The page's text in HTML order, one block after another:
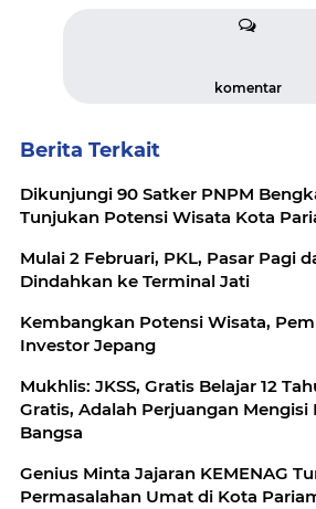
komentar
Berita Terkait
Dikunjungi 90 Satker PNPM
Tunjukan Potensi Wisata Kota
Mulai 2 Februari, PKL, Pasar Pagi
Dindahkan ke Terminal Jati
Kembangkan Potensi Wisata,
Investor Jepang
Mukhlis: JKSS, Gratis Belajar 12
Gratis, Adalah Perjuangan
Bangsa
Genius Minta Jajaran KEMENAG
Permasalahan Umat di Kota